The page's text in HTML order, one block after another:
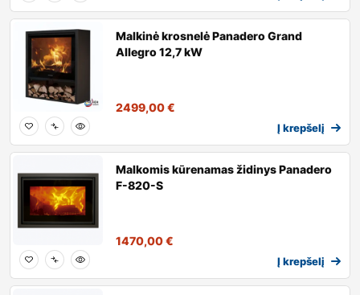
Malkinė krosnelė Panadero Grand
Allegro 12,7 kW
2499,00€
Į krepšelį
Malkomis kūrenamas židinys Panadero
F-820-S
1470,00€
Į krepšelį